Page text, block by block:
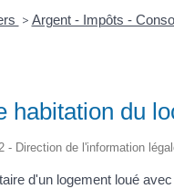
> Argent - Impôts -
habitation du
- Direction de l'information
d'un logement loué